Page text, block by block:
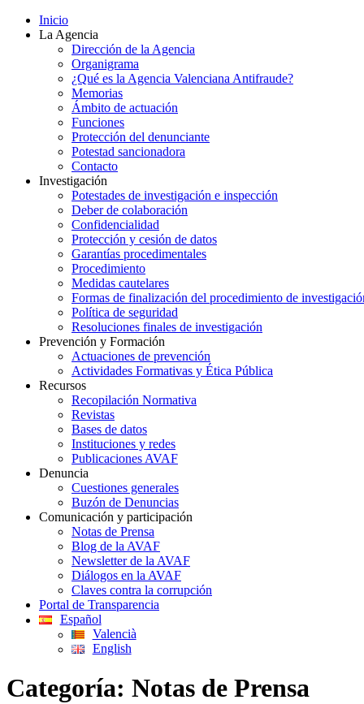
Inicio
La Agencia
Dirección de la Agencia
Organigrama
¿Qué es la Agencia Valenciana Antifraude?
Memorias
Ámbito de actuación
Funciones
Protección del denunciante
Potestad sancionadora
Contacto
Investigación
Potestades de investigación e inspección
Deber de colaboración
Confidencialidad
Protección y cesión de datos
Garantías procedimentales
Procedimiento
Medidas cautelares
Formas de finalización del procedimiento de
Política de seguridad
Resoluciones finales de investigación
Prevención y Formación
Actuaciones de prevención
Actividades Formativas y Ética Pública
Recursos
Recopilación Normativa
Revistas
Bases de datos
Instituciones y redes
Publicaciones AVAF
Denuncia
Cuestiones generales
Buzón de Denuncias
Comunicación y participación
Notas de Prensa
Blog de la AVAF
Newsletter de la AVAF
Diálogos en la AVAF
Claves contra la corrupción
Portal de Transparencia
Español
Valencià
English
Categoría: Notas de Prensa